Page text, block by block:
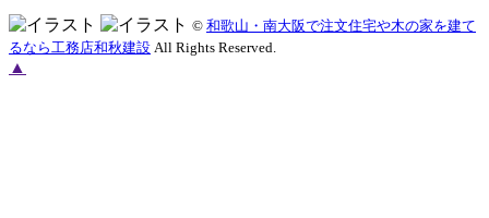
© 和歌山・南大阪で注文住宅や木の家を建て
るなら工務店和秋建設 All Rights Reserved.
▲